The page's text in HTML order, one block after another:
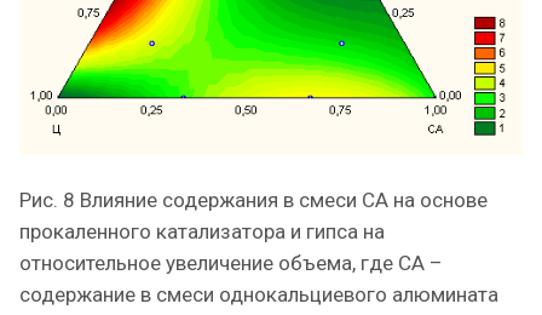
Рис. 8 Влияние содержания в смеси СА на основе
прокаленного катализатора и гипса на
относительное увеличение объема, где СА –
содержание в смеси однокальциевого алюмината